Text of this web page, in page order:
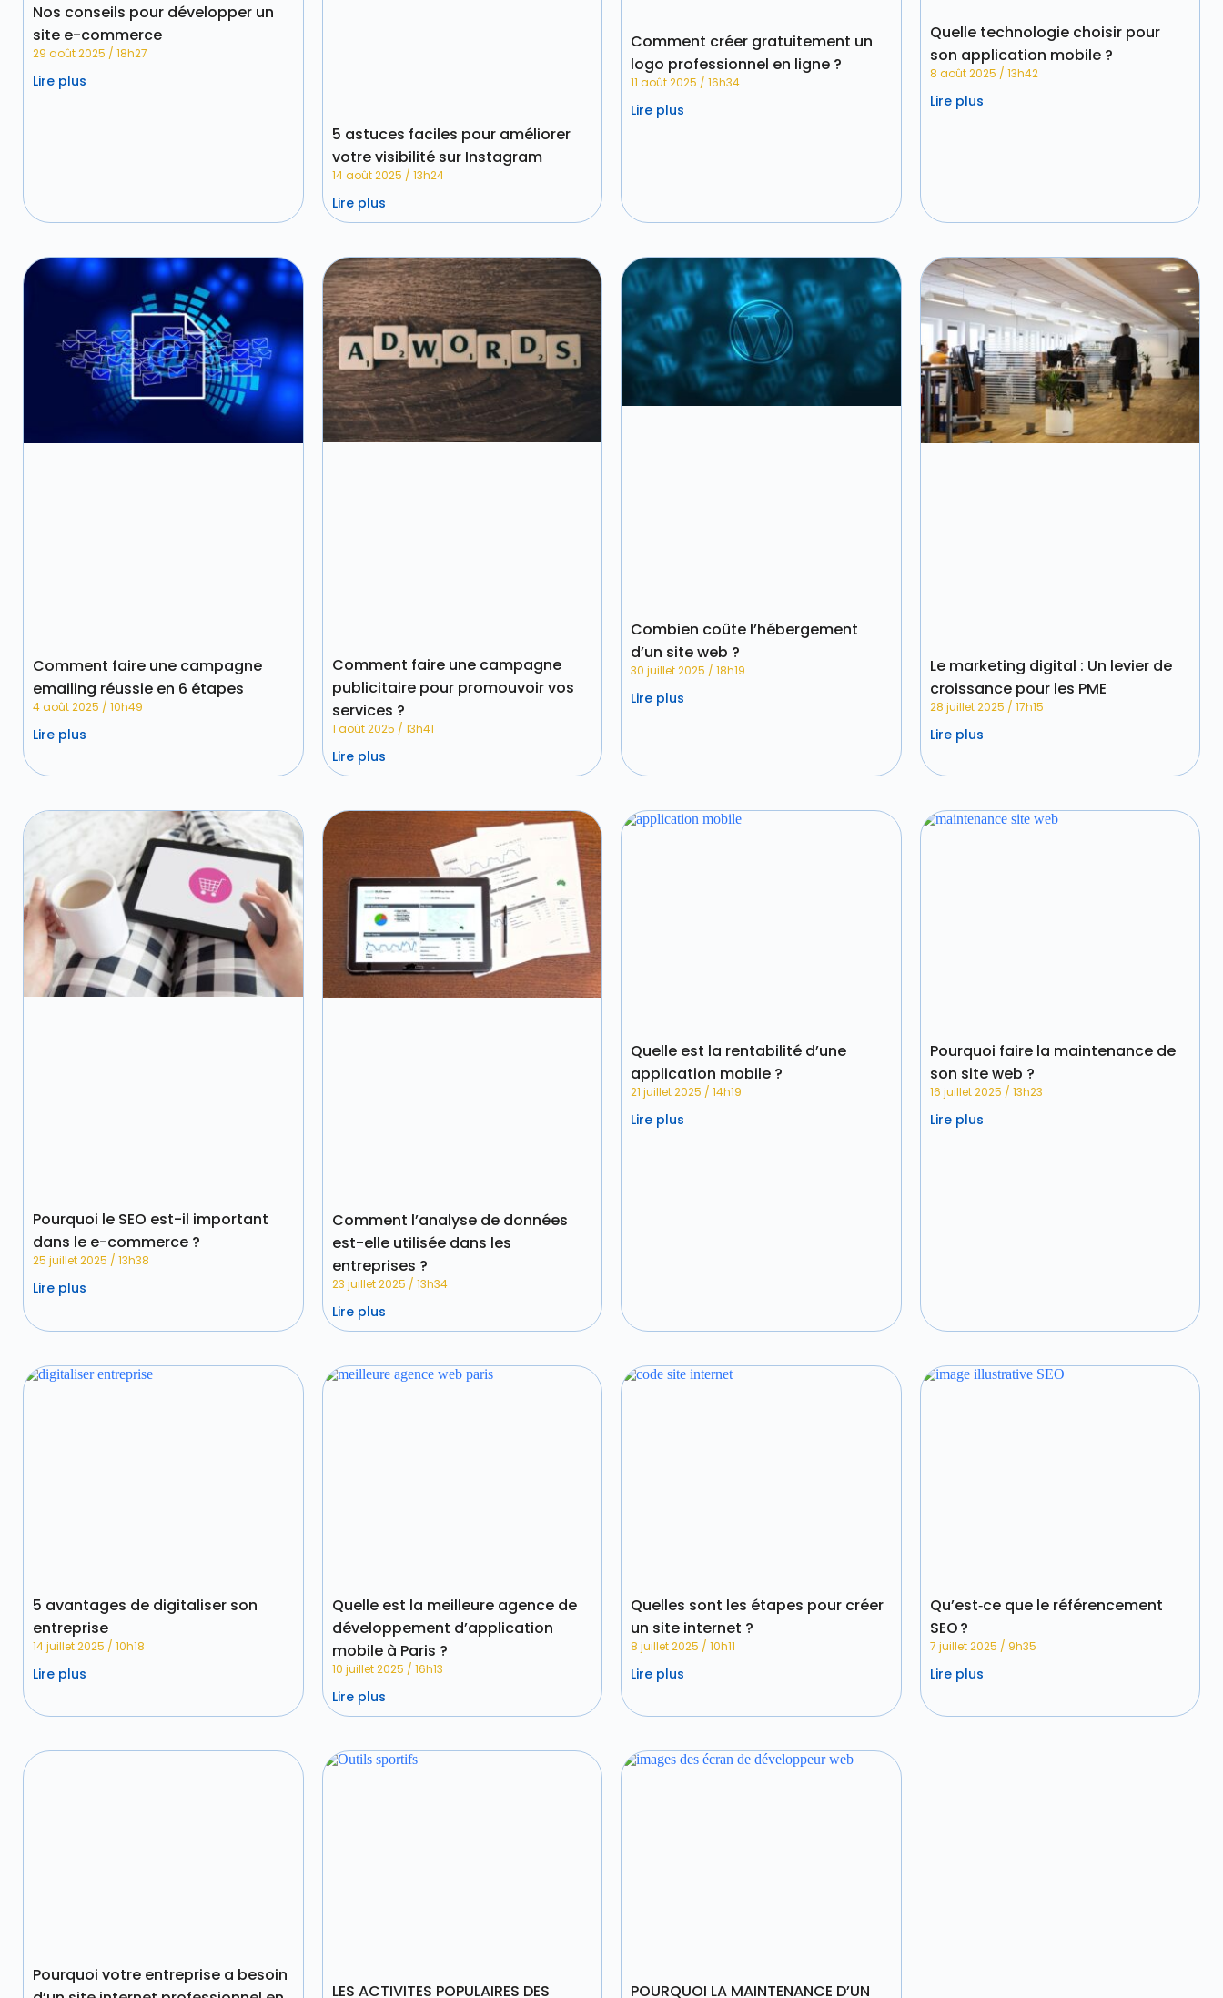
Nos conseils pour développer un
site e-commerce
29 août 2025 18h27
Lire plus
5 astuces faciles pour améliorer
votre visibilité sur Instagram
14 août 2025 13h24
Lire plus
Comment créer gratuitement un
logo professionnel en ligne ?
11 août 2025 16h34
Lire plus
Quelle technologie choisir pour
son application mobile ?
8 août 2025 13h42
Lire plus
Comment faire une campagne
emailing réussie en 6 étapes
4 août 2025 10h49
Lire plus
Comment faire une campagne
publicitaire pour promouvoir vos
services ?
1 août 2025 13h41
Lire plus
Combien coûte l’hébergement
d’un site web ?
30 juillet 2025 18h19
Lire plus
Le marketing digital : Un levier de
croissance pour les PME
28 juillet 2025 17h15
Lire plus
Pourquoi le SEO est-il important
dans le e-commerce ?
25 juillet 2025 13h38
Lire plus
Comment l’analyse de données
est-elle utilisée dans les
entreprises ?
23 juillet 2025 13h34
Lire plus
Quelle est la rentabilité d’une
application mobile ?
21 juillet 2025 14h19
Lire plus
Pourquoi faire la maintenance de
son site web ?
16 juillet 2025 13h23
Lire plus
5 avantages de digitaliser son
entreprise
14 juillet 2025 10h18
Lire plus
Quelle est la meilleure agence de
développement d’application
mobile à Paris ?
10 juillet 2025 16h13
Lire plus
Quelles sont les étapes pour créer
un site internet ?
8 juillet 2025 10h11
Lire plus
Qu’est‑ce que le référencement
SEO ?
7 juillet 2025 9h35
Lire plus
Pourquoi votre entreprise a besoin
LES ACTIVITES POPULAIRES DES POURQUOI LA MAINTENANCE D’UN